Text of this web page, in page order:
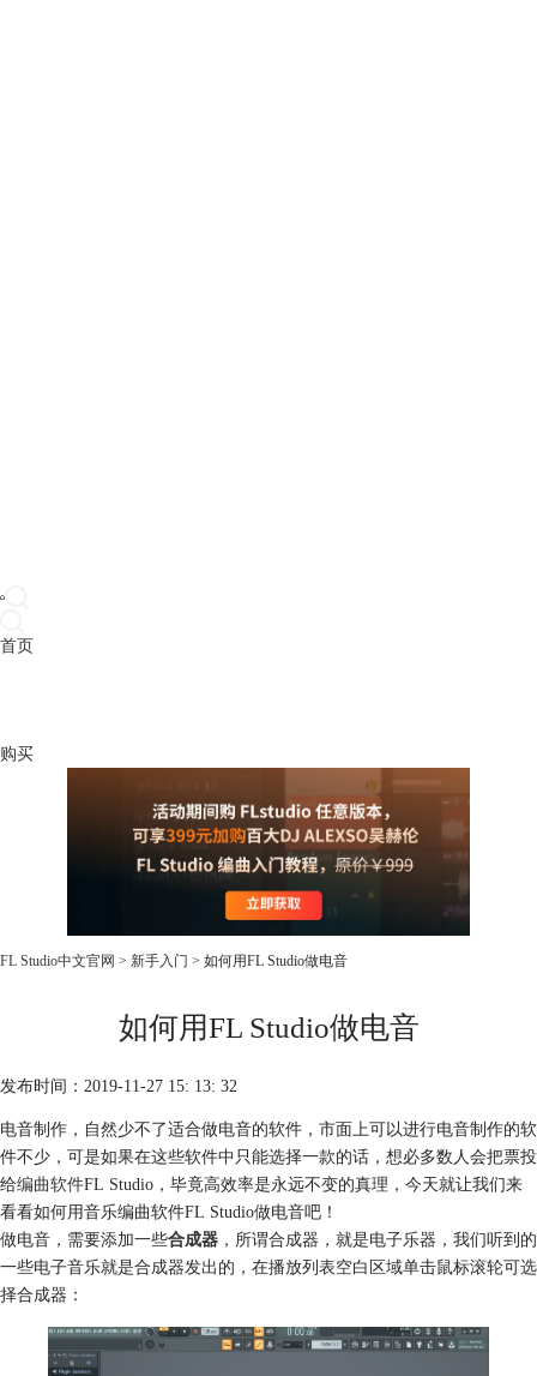
首页
购买
FL Studio中文官网 > 新手入门 > 如何用FL Studio做电音
如何用FL Studio做电音
发布时间：2019-11-27 15: 13: 32
电音制作，自然少不了适合做电音的软件，市面上可以进行电音制作的软
件不少，可是如果在这些软件中只能选择一款的话，想必多数人会把票投
给编曲软件FL Studio，毕竟高效率是永远不变的真理，今天就让我们来
看看如何用音乐编曲软件FL Studio做电音吧！
做电音，需要添加一些合成器 ，所谓合成器，就是电子乐器，我们听到的
一些电子音乐就是合成器发出的，在播放列表空白区域单击鼠标滚轮可选
择合成器：